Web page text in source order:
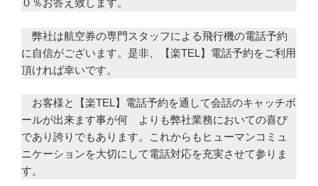
０％お答え致します。
弊社は航空券の専門スタッフによる飛行機の電話予約
に自信がございます。是非、【楽TEL】電話予約をご利用
頂ければ幸いです。
お客様と【楽TEL】電話予約を通して会話のキャッチボ
ールが出来ます事が何 よりも弊社業務においての喜び
であり誇りでもあります。これからもヒューマンコミュ
ニケーションを大切にして電話対応を充実させて参りま
す。